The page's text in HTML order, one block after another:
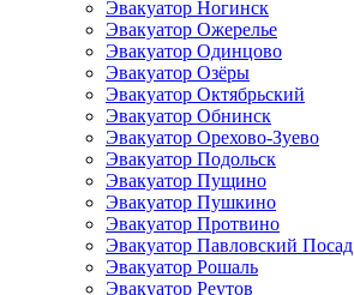
Эвакуатор Ногинск
Эвакуатор Ожерелье
Эвакуатор Одинцово
Эвакуатор Озёры
Эвакуатор Октябрьский
Эвакуатор Обнинск
Эвакуатор Орехово-Зуево
Эвакуатор Подольск
Эвакуатор Пущино
Эвакуатор Пушкино
Эвакуатор Протвино
Эвакуатор Павловский Посад
Эвакуатор Рошаль
Эвакуатор Реутов